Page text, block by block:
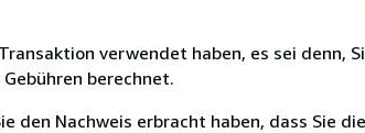
verwendet haben, es sei denn,
berechnet.
den Nachweis erbracht haben, dass Sie